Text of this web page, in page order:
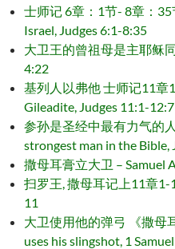
士师记 6章：1节- 8章：35
Israel, Judges 6:1-8:35
大卫王的曾祖母是主耶稣
4:22
基列人以弗他 士师记11章
Gileadite, Judges 11:1-12:7
参孙是圣经中最有力气的
strongest man in the Bible,
撒母耳膏立大卫 – Samuel
扫罗王, 撒母耳记上11章1-
11
大卫使用他的弹弓 《撒母
uses his slingshot, 1